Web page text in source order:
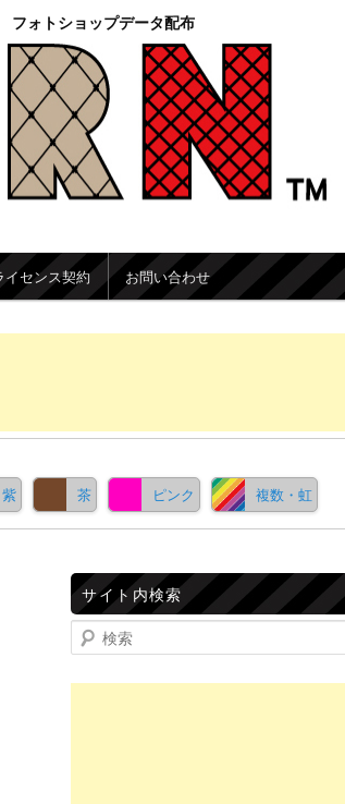
フォトショップデータ配布
イセンス契約 お問い合わせ
紫 茶 ピンク 複数・虹
サイト内検索
検索